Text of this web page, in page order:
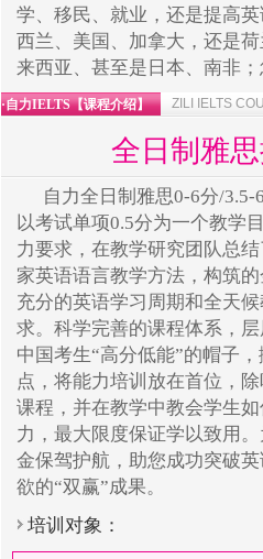
学、移民、就业，还是提高
西兰、美国、加拿大，还是
来西亚、甚至是日本、南非
·自力IELTS【课程介绍】 ZILI IELTS
全日制雅
自力全日制雅思0-6分/
以考试单项0.5分为一个教学
力要求，在教学研究团队总
家英语语言教学方法，构筑
充分的英语学习周期和全天
求。科学完善的课程体系，
中国考生“高分低能”的帽子
点，将能力培训放在首位，
课程，并在教学中教会学生
力，最大限度保证学以致用
金保驾护航，助您成功突破
欲的“双赢”成果。
培训对象：